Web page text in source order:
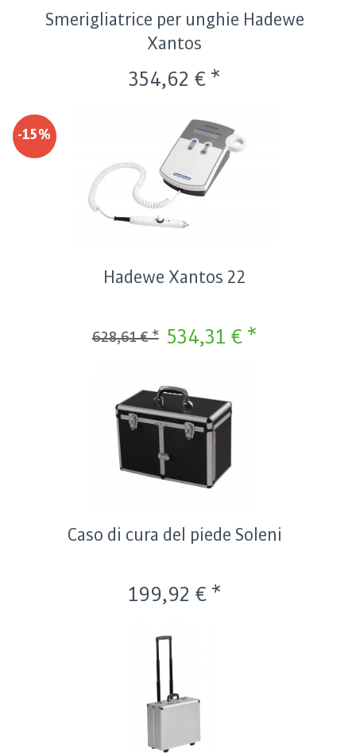
Smerigliatrice per unghie Hadewe
Xantos
354,62 € *
-15%
Hadewe Xantos 22
534,31 € *
628,61 € *
Caso di cura del piede Soleni
199,92 € *